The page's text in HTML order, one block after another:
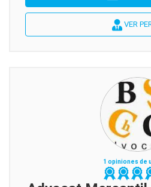
VER
1 opiniones de